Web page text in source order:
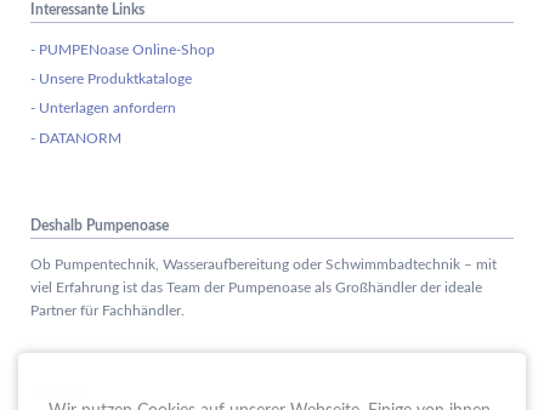
Interessante Links
- PUMPENoase Online-Shop
- Unsere Produktkataloge
- Unterlagen anfordern
- DATANORM
Deshalb Pumpenoase
Ob Pumpentechnik, Wasseraufbereitung oder Schwimmbadtechnik – mit
viel Erfahrung ist das Team der Pumpenoase als Großhändler der ideale
Partner für Fachhändler.